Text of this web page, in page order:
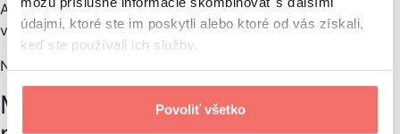
údajmi, ktoré ste im poskytli alebo ktoré od vás získali,
keď ste používali ich služby.
Povoliť všetko
Ale takmer každá firma s webom by mala vedieť, či má
vo vyhľadávaní potenciál a čo jej dnes bráni ho využiť.
Najčastejšie sa SEO oplatí v týchto situáciách:
Máte web alebo e-shop, ktorý už